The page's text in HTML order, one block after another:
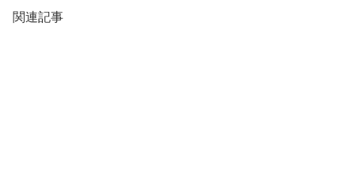
関連記事